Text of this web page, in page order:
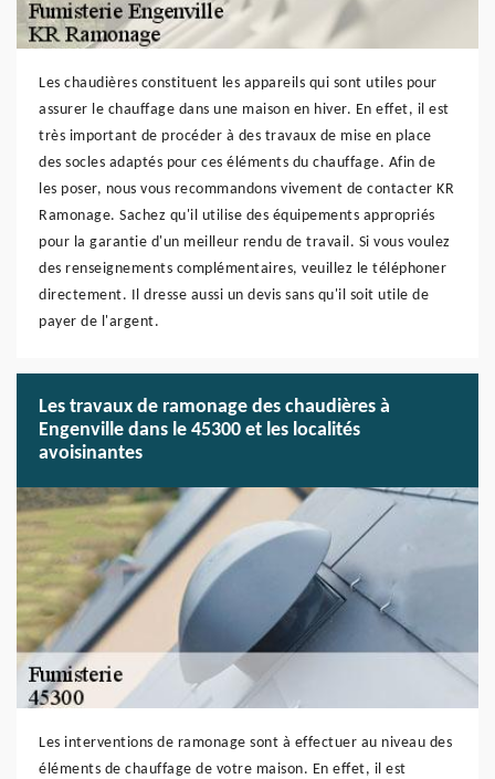
Les chaudières constituent les appareils qui sont utiles pour
assurer le chauffage dans une maison en hiver. En effet, il est
très important de procéder à des travaux de mise en place
des socles adaptés pour ces éléments du chauffage. Afin de
les poser, nous vous recommandons vivement de contacter KR
Ramonage. Sachez qu'il utilise des équipements appropriés
pour la garantie d'un meilleur rendu de travail. Si vous voulez
des renseignements complémentaires, veuillez le téléphoner
directement. Il dresse aussi un devis sans qu'il soit utile de
payer de l'argent.
Les travaux de ramonage des chaudières à
Engenville dans le 45300 et les localités
avoisinantes
Les interventions de ramonage sont à effectuer au niveau des
éléments de chauffage de votre maison. En effet, il est